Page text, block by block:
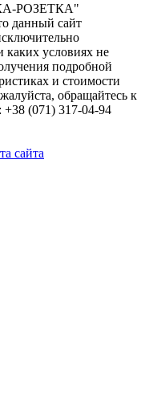
РОЗЕТКА"
данный сайт
условиях не
подробной
и стоимости
обращайтесь к
+38 (071) 317-04-94
сайта